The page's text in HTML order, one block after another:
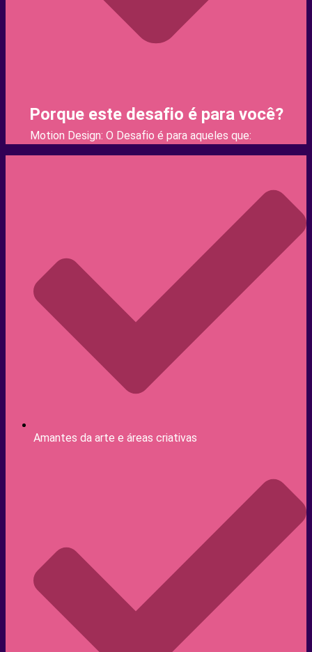
Porque este desafio é para você?
Motion Design: O Desafio é para aqueles que:
Amantes da arte e áreas criativas